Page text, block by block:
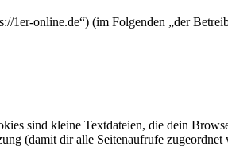
online.de“) (im Folgenden „der
sind kleine Textdateien, die dein
(damit dir alle Seitenaufrufe